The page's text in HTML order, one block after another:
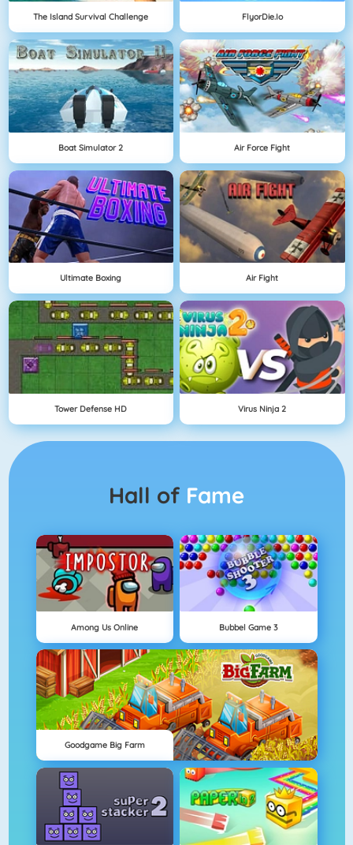
The Island Survival Challenge FlyorDie.io
Boat Simulator 2 Air Force Fight
Ultimate Boxing Air Fight
Tower Defense HD Virus Ninja 2
Hall of Fame
Among Us Online Bubbel Game 3
Goodgame Big Farm